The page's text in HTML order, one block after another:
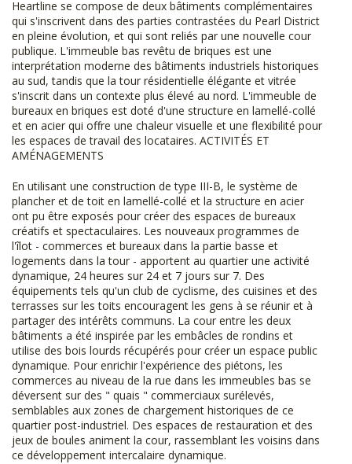
Heartline se compose de deux bâtiments complémentaires
qui s'inscrivent dans des parties contrastées du Pearl District
en pleine évolution, et qui sont reliés par une nouvelle cour
publique. L'immeuble bas revêtu de briques est une
interprétation moderne des bâtiments industriels historiques
au sud, tandis que la tour résidentielle élégante et vitrée
s'inscrit dans un contexte plus élevé au nord. L'immeuble de
bureaux en briques est doté d'une structure en lamellé-collé
et en acier qui offre une chaleur visuelle et une flexibilité pour
les espaces de travail des locataires. ACTIVITÉS ET
AMÉNAGEMENTS
En utilisant une construction de type III-B, le système de
plancher et de toit en lamellé-collé et la structure en acier
ont pu être exposés pour créer des espaces de bureaux
créatifs et spectaculaires. Les nouveaux programmes de
l'îlot - commerces et bureaux dans la partie basse et
logements dans la tour - apportent au quartier une activité
dynamique, 24 heures sur 24 et 7 jours sur 7. Des
équipements tels qu'un club de cyclisme, des cuisines et des
terrasses sur les toits encouragent les gens à se réunir et à
partager des intérêts communs. La cour entre les deux
bâtiments a été inspirée par les embâcles de rondins et
utilise des bois lourds récupérés pour créer un espace public
dynamique. Pour enrichir l'expérience des piétons, les
commerces au niveau de la rue dans les immeubles bas se
déversent sur des " quais " commerciaux surélevés,
semblables aux zones de chargement historiques de ce
quartier post-industriel. Des espaces de restauration et des
jeux de boules animent la cour, rassemblant les voisins dans
ce développement intercalaire dynamique.